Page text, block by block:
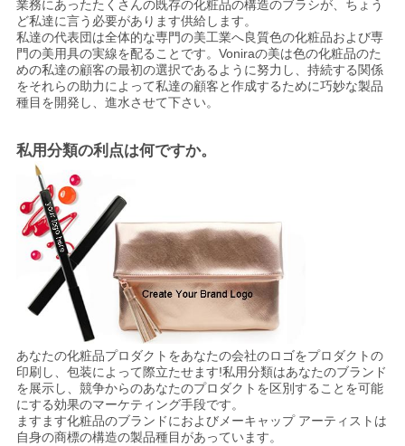
業務にあったたくさんの既存の化粧品の構造のブラシが、ちょう
ど私達に言う必要があります供給します。
私達の代表団は全体的な専門の美工業へ良質色の化粧品および専
門の美用具の実線を配ることです。Voniraの美は色の化粧品のた
めの私達の顧客の最初の選択であるように努力し、持続する関係
をそれらの助力によって私達の顧客と作成するために巧妙な製品
種目を開発し、進水させて下さい。
私用分類の利点は何ですか。
あなたの化粧品プロダクトをあなたの会社のロゴをプロダクトの
印刷し、包装によって際立たせます!私用分類はあなたのブランド
を展示し、競争からのあなたのプロダクトを区別することを可能
にする効果のマーケティング手段です。
ますます化粧品のブランドにおよびメーキャップ アーティストは
自身の商標の構造の製品種目があっています。